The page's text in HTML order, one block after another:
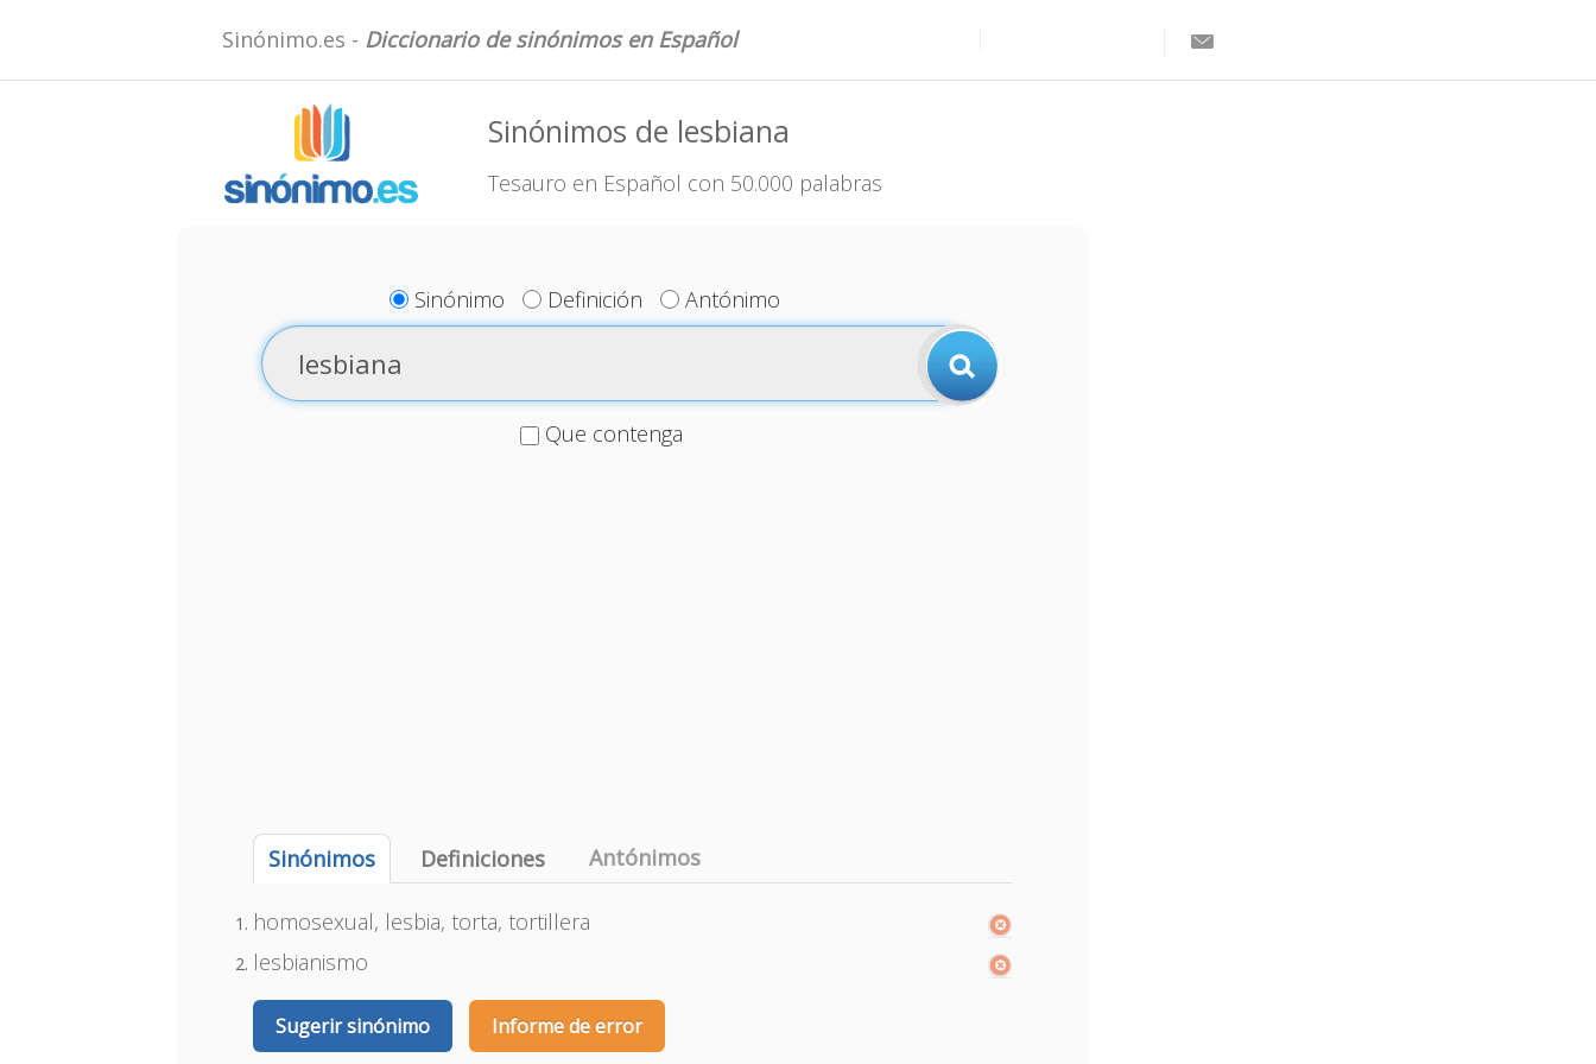
Sinónimo.es - Diccionario de sinónimos en Español
Sinónimos de lesbiana
Tesauro en Español con 50.000 palabras
Sinónimo Definición Antónimo
Que contenga
Sinónimos Definiciones Antónimos
homosexual, lesbia, torta, tortillera
lesbianismo
Sugerir sinónimo Informe de error